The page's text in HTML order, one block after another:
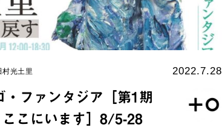
村光土里 2022.7.28
・ファンタジア［第1期
こにいます］8/5-28